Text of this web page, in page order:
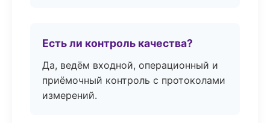
Есть ли контроль качества?
Да, ведём входной, операционный и
приёмочный контроль с протоколами
измерений.